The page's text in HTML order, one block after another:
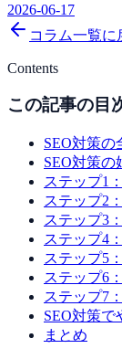
2026-06-17
コラム一覧に
Contents
この記事の目
SEO対策の
SEO対策の
ステップ1
ステップ2
ステップ3
ステップ4
ステップ5
ステップ6
ステップ7
SEO対策で
まとめ